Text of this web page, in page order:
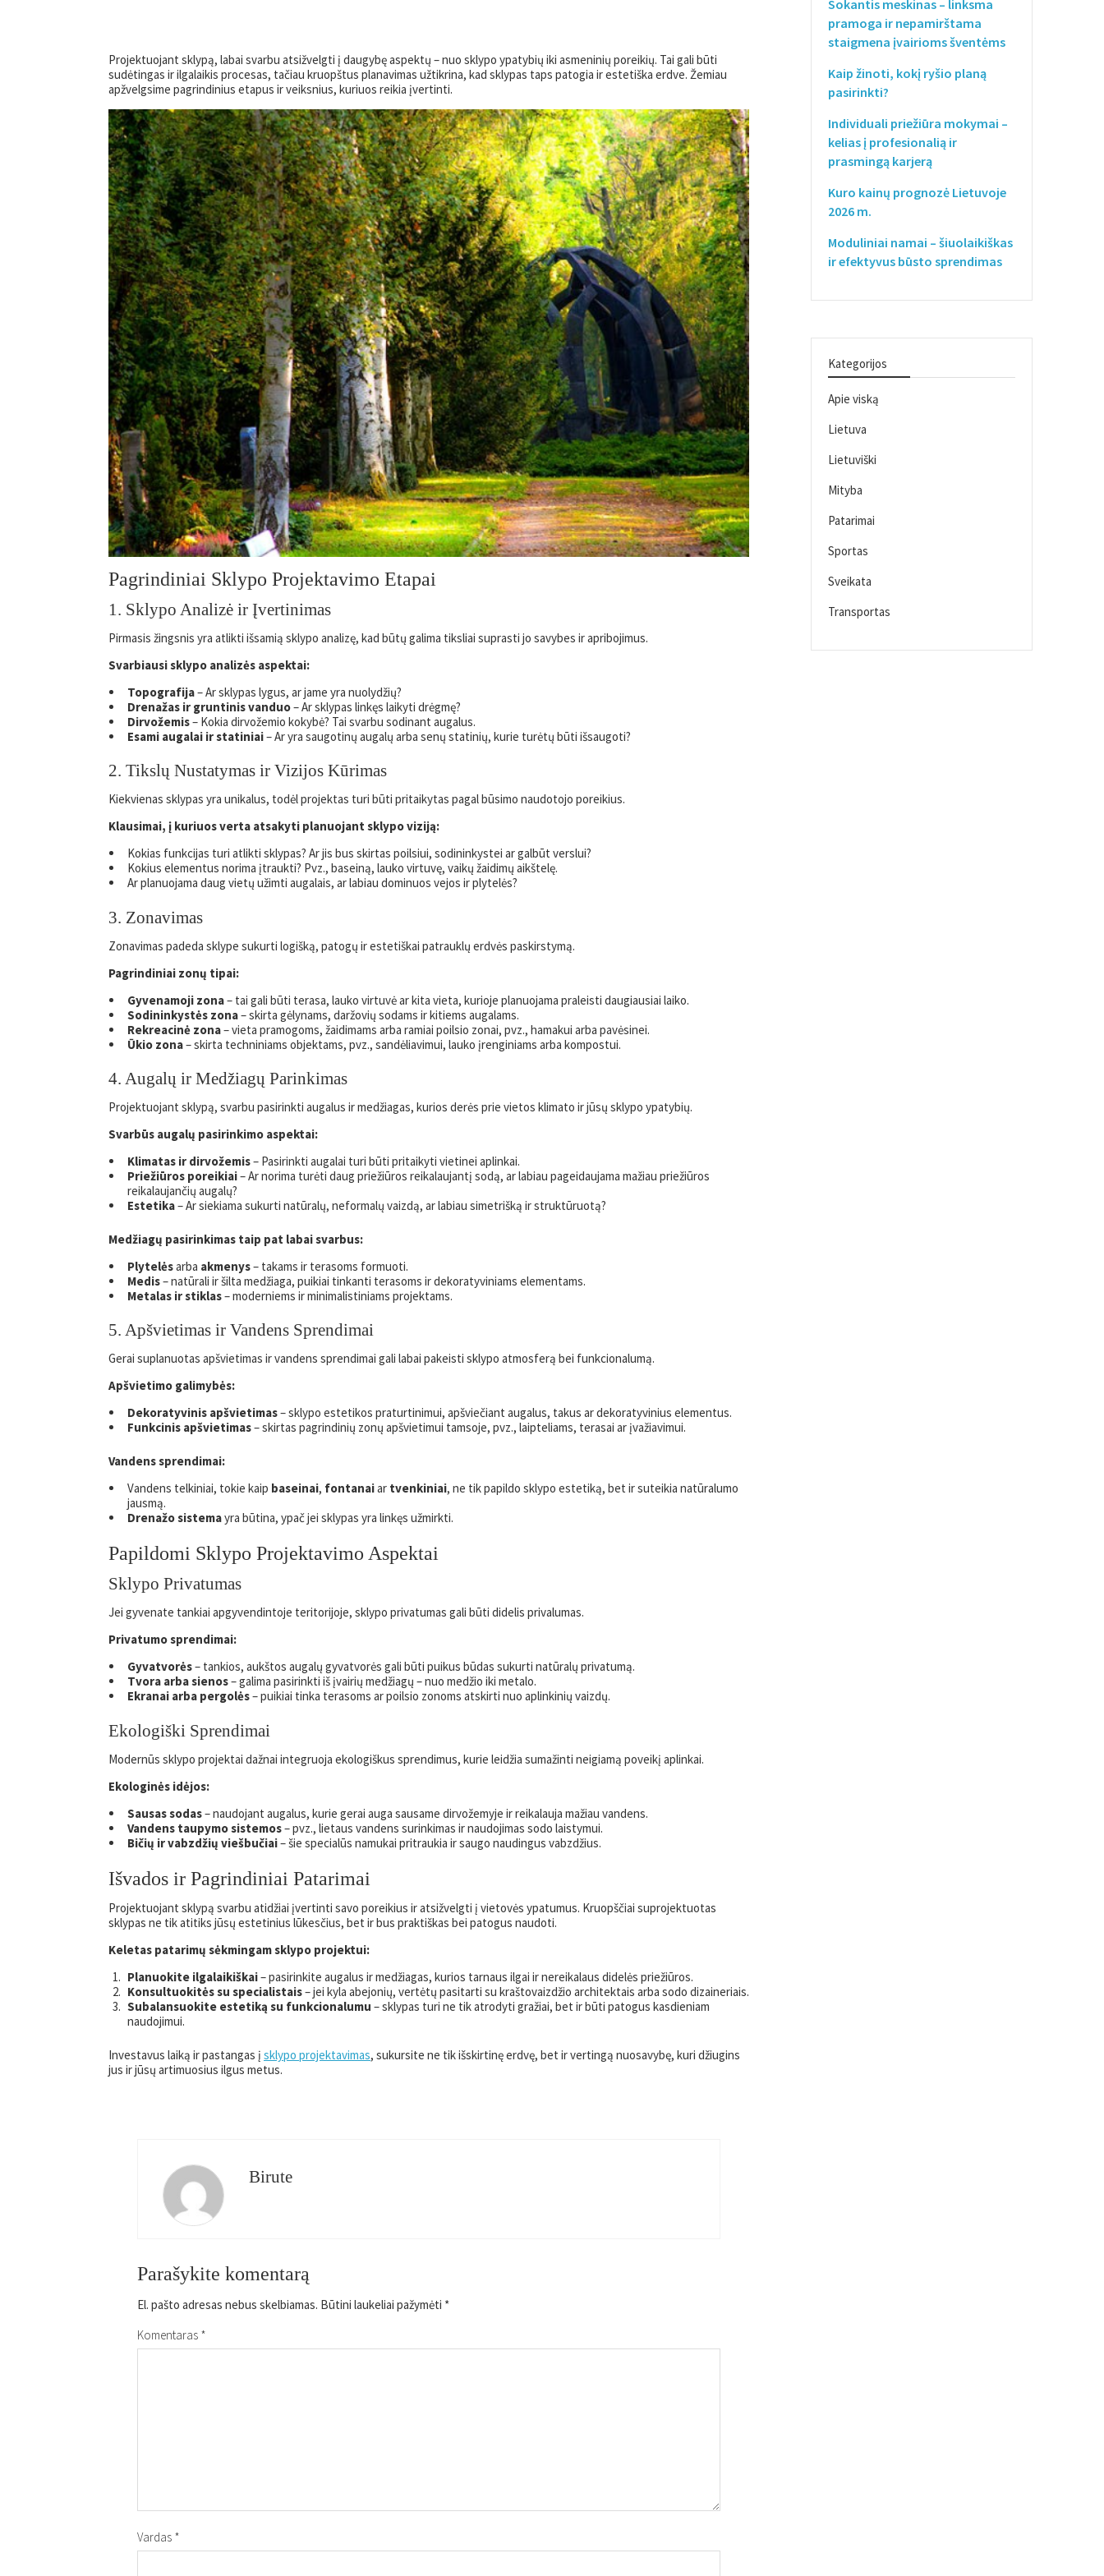
Projektuojant sklypą, labai svarbu atsižvelgti į daugybę aspektų – nuo sklypo ypatybių iki asmeninių poreikių. Tai gali būti
sudėtingas ir ilgalaikis procesas, tačiau kruopštus planavimas užtikrina, kad sklypas taps patogia ir estetiška erdve. Žemiau
apžvelgsime pagrindinius etapus ir veiksnius, kuriuos reikia įvertinti.
Pagrindiniai Sklypo Projektavimo Etapai
1. Sklypo Analizė ir Įvertinimas
Pirmasis žingsnis yra atlikti išsamią sklypo analizę, kad būtų galima tiksliai suprasti jo savybes ir apribojimus.
Svarbiausi sklypo analizės aspektai:
Topografija– Ar sklypas lygus, ar jame yra nuolydžių?
Drenažas ir gruntinis vanduo– Ar sklypas linkęs laikyti drėgmę?
Dirvožemis– Kokia dirvožemio kokybė? Tai svarbu sodinant augalus.
Esami augalai ir statiniai– Ar yra saugotinų augalų arba senų statinių, kurie turėtų būti išsaugoti?
2. Tikslų Nustatymas ir Vizijos Kūrimas
Kiekvienas sklypas yra unikalus, todėl projektas turi būti pritaikytas pagal būsimo naudotojo poreikius.
Klausimai, į kuriuos verta atsakyti planuojant sklypo viziją:
Kokias funkcijas turi atlikti sklypas? Ar jis bus skirtas poilsiui, sodininkystei ar galbūt verslui?
Kokius elementus norima įtraukti? Pvz., baseiną, lauko virtuvę, vaikų žaidimų aikštelę.
Ar planuojama daug vietų užimti augalais, ar labiau dominuos vejos ir plytelės?
3. Zonavimas
Zonavimas padeda sklype sukurti logišką, patogų ir estetiškai patrauklų erdvės paskirstymą.
Pagrindiniai zonų tipai:
Gyvenamoji zona– tai gali būti terasa, lauko virtuvė ar kita vieta, kurioje planuojama praleisti daugiausiai laiko.
Sodininkystės zona– skirta gėlynams, daržovių sodams ir kitiems augalams.
Rekreacinė zona– vieta pramogoms, žaidimams arba ramiai poilsio zonai, pvz., hamakui arba pavėsinei.
Ūkio zona– skirta techniniams objektams, pvz., sandėliavimui, lauko įrenginiams arba kompostui.
4. Augalų ir Medžiagų Parinkimas
Projektuojant sklypą, svarbu pasirinkti augalus ir medžiagas, kurios derės prie vietos klimato ir jūsų sklypo ypatybių.
Svarbūs augalų pasirinkimo aspektai:
Klimatas ir dirvožemis– Pasirinkti augalai turi būti pritaikyti vietinei aplinkai.
Priežiūros poreikiai– Ar norima turėti daug priežiūros reikalaujantį sodą, ar labiau pageidaujama mažiau priežiūros
reikalaujančių augalų?
Estetika– Ar siekiama sukurti natūralų, neformalų vaizdą, ar labiau simetrišką ir struktūruotą?
Medžiagų pasirinkimas taip pat labai svarbus:
Plytelėsarba akmenys– takams ir terasoms formuoti.
Medis– natūrali ir šilta medžiaga, puikiai tinkanti terasoms ir dekoratyviniams elementams.
Metalas ir stiklas– moderniems ir minimalistiniams projektams.
5. Apšvietimas ir Vandens Sprendimai
Gerai suplanuotas apšvietimas ir vandens sprendimai gali labai pakeisti sklypo atmosferą bei funkcionalumą.
Apšvietimo galimybės:
Dekoratyvinis apšvietimas– sklypo estetikos praturtinimui, apšviečiant augalus, takus ar dekoratyvinius elementus.
Funkcinis apšvietimas– skirtas pagrindinių zonų apšvietimui tamsoje, pvz., laipteliams, terasai ar įvažiavimui.
Vandens sprendimai:
Vandens telkiniai, tokie kaip baseinai, fontanaiar tvenkiniai, ne tik papildo sklypo estetiką, bet ir suteikia natūralumo
jausmą.
Drenažo sistemayra būtina, ypač jei sklypas yra linkęs užmirkti.
Papildomi Sklypo Projektavimo Aspektai
Sklypo Privatumas
Jei gyvenate tankiai apgyvendintoje teritorijoje, sklypo privatumas gali būti didelis privalumas.
Privatumo sprendimai:
Gyvatvorės– tankios, aukštos augalų gyvatvorės gali būti puikus būdas sukurti natūralų privatumą.
Tvora arba sienos– galima pasirinkti iš įvairių medžiagų – nuo medžio iki metalo.
Ekranai arba pergolės– puikiai tinka terasoms ar poilsio zonoms atskirti nuo aplinkinių vaizdų.
Ekologiški Sprendimai
Modernūs sklypo projektai dažnai integruoja ekologiškus sprendimus, kurie leidžia sumažinti neigiamą poveikį aplinkai.
Ekologinės idėjos:
Sausas sodas– naudojant augalus, kurie gerai auga sausame dirvožemyje ir reikalauja mažiau vandens.
Vandens taupymo sistemos– pvz., lietaus vandens surinkimas ir naudojimas sodo laistymui.
Bičių ir vabzdžių viešbučiai– šie specialūs namukai pritraukia ir saugo naudingus vabzdžius.
Išvados ir Pagrindiniai Patarimai
Projektuojant sklypą svarbu atidžiai įvertinti savo poreikius ir atsižvelgti į vietovės ypatumus. Kruopščiai suprojektuotas
sklypas ne tik atitiks jūsų estetinius lūkesčius, bet ir bus praktiškas bei patogus naudoti.
Keletas patarimų sėkmingam sklypo projektui:
Planuokite ilgalaikiškai– pasirinkite augalus ir medžiagas, kurios tarnaus ilgai ir nereikalaus didelės priežiūros.
Konsultuokitės su specialistais– jei kyla abejonių, vertėtų pasitarti su kraštovaizdžio architektais arba sodo dizaineriais.
Subalansuokite estetiką su funkcionalumu – sklypas turi ne tik atrodyti gražiai, bet ir būti patogus kasdieniam
naudojimui.
Investavus laiką ir pastangas į sklypo projektavimas, sukursite ne tik išskirtinę erdvę, bet ir vertingą nuosavybę, kuri džiugins
jus ir jūsų artimuosius ilgus metus.
Birute
Parašykite komentarą
El. pašto adresas nebus skelbiamas. Būtini laukeliai pažymėti *
Komentaras *
Vardas *
Sokantis meskinas – linksma
pramoga ir nepamirštama
staigmena įvairioms šventėms
Kaip žinoti, kokį ryšio planą
pasirinkti?
Individuali priežiūra mokymai –
kelias į profesionalią ir
prasmingą karjerą
Kuro kainų prognozė Lietuvoje
2026 m.
Moduliniai namai – šiuolaikiškas
ir efektyvus būsto sprendimas
Kategorijos
Apie viską
Lietuva
Lietuviški
Mityba
Patarimai
Sportas
Sveikata
Transportas